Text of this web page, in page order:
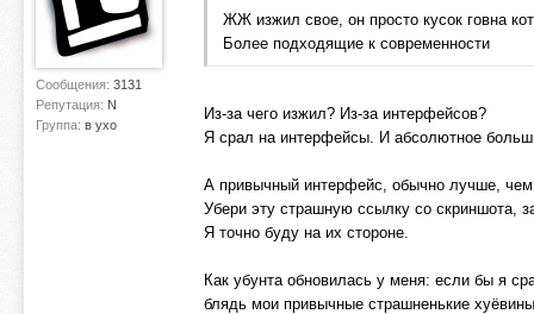
Сообщения: 3131
Репутация: N
Группа: в ухо
ЖЖ изжил свое, он просто кусок говна
Более подходящие к современности
Из-за чего изжил? Из-за интерфейсов?
Я срал на интерфейсы. И абсолютное
А привычный интерфейс, обычно лучше,
Убери эту страшную ссылку со скриншота,
Я точно буду на их стороне.
Как убунта обновилась у меня: если бы я
блядь мои привычные страшненькие